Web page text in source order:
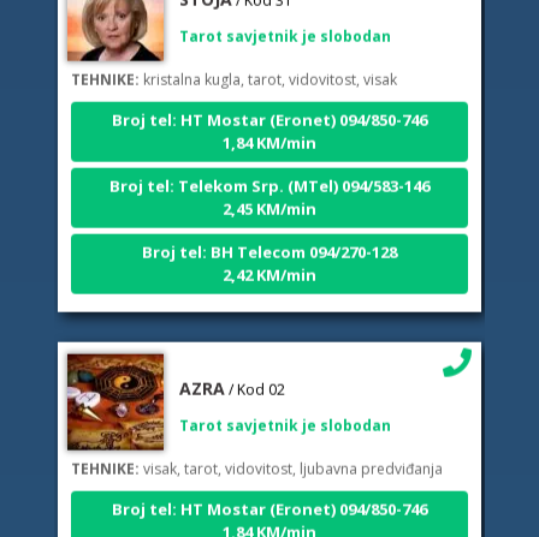
Tarot savjetnik je slobodan
TEHNIKE:kristalna kugla, tarot, vidovitost, visak
Broj tel: HT Mostar (Eronet) 094/850-746
1,84 KM/min
Broj tel: Telekom Srp. (MTel) 094/583-146
2,45 KM/min
Broj tel: BH Telecom 094/270-128
2,42 KM/min
Tarot savjetnik je slobodan
TEHNIKE:visak, tarot, vidovitost, ljubavna predviđanja
Broj tel: HT Mostar (Eronet) 094/850-746
1,84 KM/min